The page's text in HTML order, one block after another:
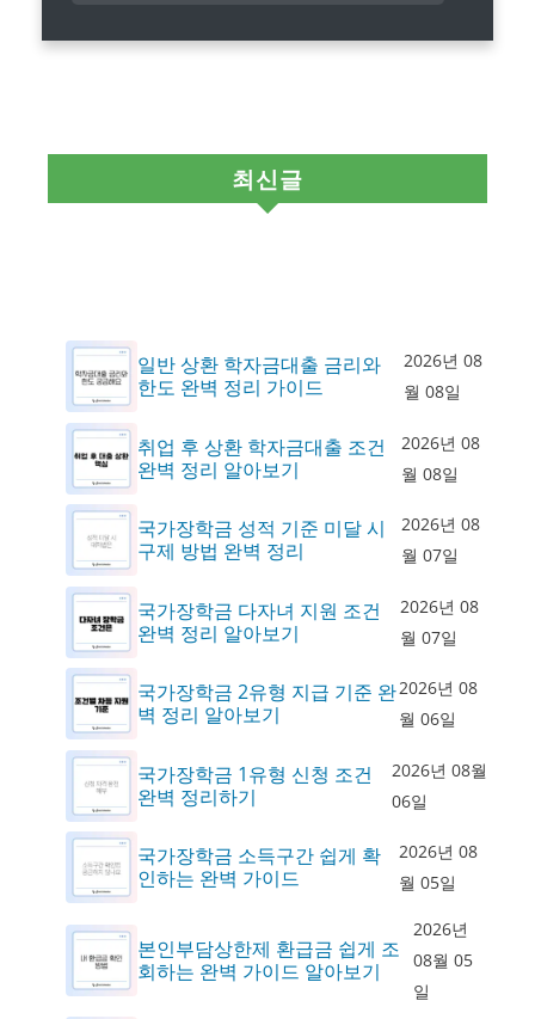
최신글
일반 상환 학자금대출 금리와
한도 완벽 정리 가이드
2026년 08
월 08일
취업 후 상환 학자금대출 조건
완벽 정리 알아보기
2026년 08
월 08일
국가장학금 성적 기준 미달 시
구제 방법 완벽 정리
2026년 08
월 07일
국가장학금 다자녀 지원 조건
완벽 정리 알아보기
2026년 08
월 07일
국가장학금 2유형 지급 기준 완
벽 정리 알아보기
2026년 08
월 06일
국가장학금 1유형 신청 조건
완벽 정리하기
2026년 08월
06일
국가장학금 소득구간 쉽게 확
인하는 완벽 가이드
2026년 08
월 05일
본인부담상한제 환급금 쉽게 조
회하는 완벽 가이드 알아보기
2026년
08월 05
일